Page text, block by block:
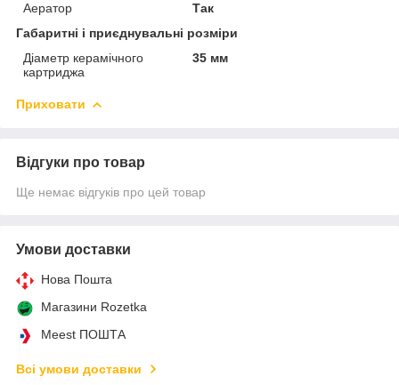
Аератор
Так
Габаритні і приєднувальні розміри
Діаметр керамічного
картриджа
35 мм
Приховати
Відгуки про товар
Ще немає відгуків про цей товар
Умови доставки
Нова Пошта
Магазини Rozetka
Meest ПОШТА
Всі умови доставки